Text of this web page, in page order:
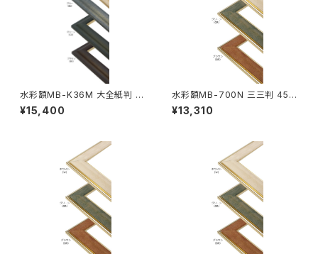
水彩額MB-K36M 大全紙判 5
44×726ミリ
¥15,400
水彩額MB-700N 三三判 454
×605ミリ
¥13,310